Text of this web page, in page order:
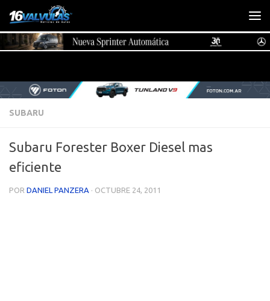
Saltar al contenido
SUBARU
Subaru Forester Boxer Diesel mas
eficiente
POR DANIEL PANZERA · OCTUBRE 24, 2011